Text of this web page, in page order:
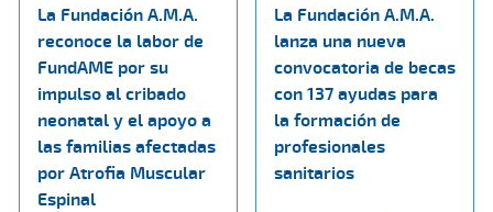
La Fundación A.M.A.
reconoce la labor de
FundAME por su
impulso al cribado
neonatal y el apoyo a
las familias afectadas
por Atrofia Muscular
Espinal
La Fundación A.M.A.
lanza una nueva
convocatoria de becas
con 137 ayudas para
la formación de
profesionales
sanitarios